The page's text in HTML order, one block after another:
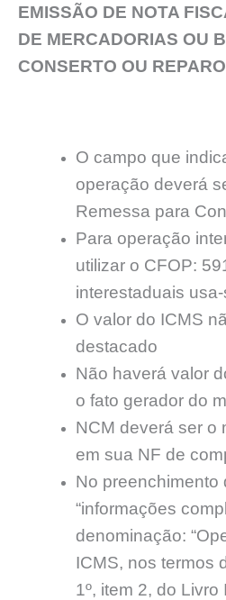
EMISSÃO DE NOTA
DE MERCADORIAS OU
CONSERTO OU REPARO
O campo que
operação deverá
Remessa para
Para operação
utilizar o CFOP:
interestaduais
O valor do ICMS
destacado
Não haverá valor
o fato gerador do
NCM deverá ser o
em sua NF de
No preenchimento
“informações
denominação:
ICMS, nos termos
1º, item 2, do Livro